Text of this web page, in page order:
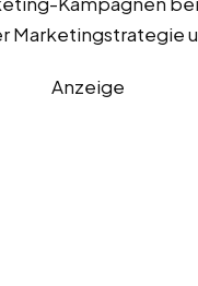
Marketingstrategie
Anzeige